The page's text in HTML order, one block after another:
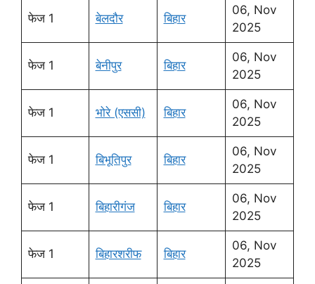
फेज 1 बेलदौर बिहार
06, Nov
2025
फेज 1 बेनीपुर बिहार
06, Nov
2025
फेज 1 भोरे (एससी) बिहार
06, Nov
2025
फेज 1 बिभूतिपुर बिहार
06, Nov
2025
फेज 1 बिहारीगंज बिहार
06, Nov
2025
फेज 1 बिहारशरीफ बिहार
06, Nov
2025